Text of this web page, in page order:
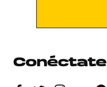
Conéctate